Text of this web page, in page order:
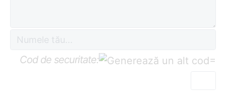
Cod de securitate: =